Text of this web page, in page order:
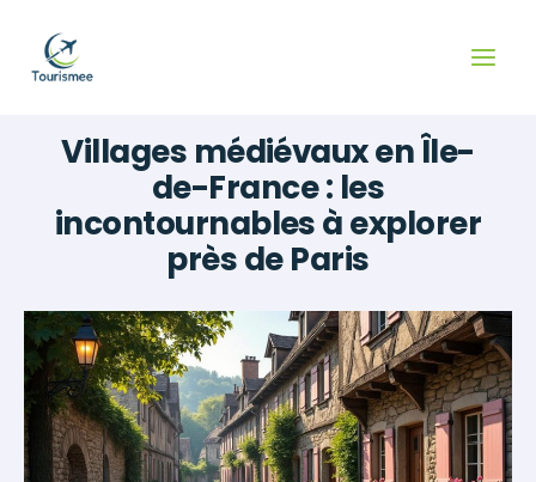
contenu
Villages médiévaux en Île-
de-France : les
incontournables à explorer
près de Paris